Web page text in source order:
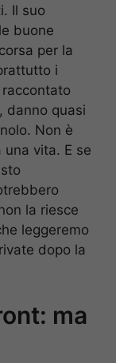
Il suo
buone
per la
i
danno quasi
Non è
una vita. E se
la riesce
leggeremo
dopo la
ma